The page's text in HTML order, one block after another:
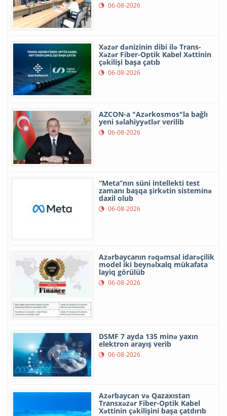
06-08-2026
Xəzər dənizinin dibi ilə Trans-
Xəzər Fiber-Optik Kabel Xəttinin
çəkilişi başa çatıb
06-08-2026
AZCON-a "Azərkosmos"la bağlı
yeni səlahiyyətlər verilib
06-08-2026
“Meta”nın süni intellekti test
zamanı başqa şirkətin sisteminə
daxil olub
06-08-2026
Azərbaycanın rəqəmsal idarəçilik
model iki beynəlxalq mükafata
layiq görülüb
06-08-2026
DSMF 7 ayda 135 minə yaxın
elektron arayış verib
06-08-2026
Azərbaycan və Qazaxıstan
Transxəzər Fiber-Optik Kabel
Xəttinin çəkilişini başa çatdırıb